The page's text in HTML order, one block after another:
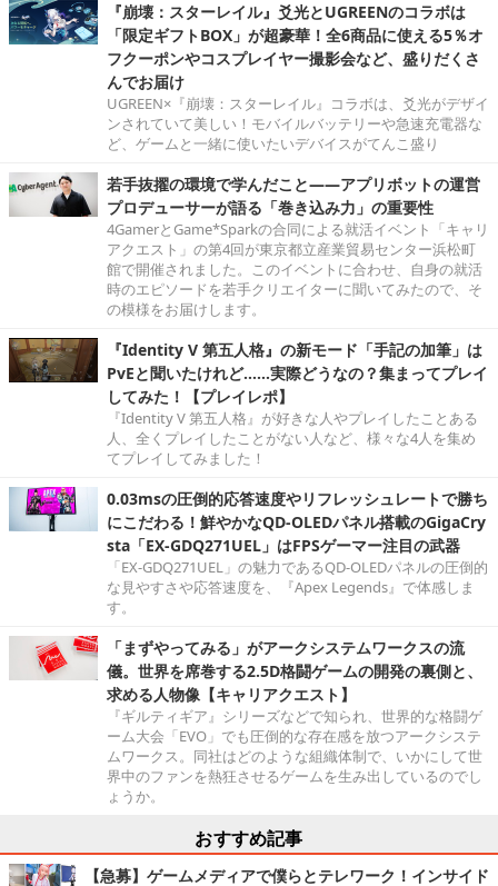
『崩壊：スターレイル』爻光とUGREENのコラボは
「限定ギフトBOX」が超豪華！全6商品に使える5％オ
フクーポンやコスプレイヤー撮影会など、盛りだくさ
んでお届け
UGREEN×『崩壊：スターレイル』コラボは、爻光がデザイ
ンされていて美しい！モバイルバッテリーや急速充電器な
ど、ゲームと一緒に使いたいデバイスがてんこ盛り
若手抜擢の環境で学んだこと――アプリボットの運営
プロデューサーが語る「巻き込み力」の重要性
4GamerとGame*Sparkの合同による就活イベント「キャリ
アクエスト」の第4回が東京都立産業貿易センター浜松町
館で開催されました。このイベントに合わせ、自身の就活
時のエピソードを若手クリエイターに聞いてみたので、そ
の模様をお届けします。
『Identity V 第五人格』の新モード「手記の加筆」は
PvEと聞いたけれど……実際どうなの？集まってプレイ
してみた！【プレイレポ】
『Identity V 第五人格』が好きな人やプレイしたことある
人、全くプレイしたことがない人など、様々な4人を集め
てプレイしてみました！
0.03msの圧倒的応答速度やリフレッシュレートで勝ち
にこだわる！鮮やかなQD-OLEDパネル搭載のGigaCry
sta「EX-GDQ271UEL」はFPSゲーマー注目の武器
「EX-GDQ271UEL」の魅力であるQD-OLEDパネルの圧倒的
な見やすさや応答速度を、『Apex Legends』で体感しま
す。
「まずやってみる」がアークシステムワークスの流
儀。世界を席巻する2.5D格闘ゲームの開発の裏側と、
求める人物像【キャリアクエスト】
『ギルティギア』シリーズなどで知られ、世界的な格闘ゲ
ーム大会「EVO」でも圧倒的な存在感を放つアークシステ
ムワークス。同社はどのような組織体制で、いかにして世
界中のファンを熱狂させるゲームを生み出しているのでし
ょうか。
おすすめ記事
【急募】ゲームメディアで僕らとテレワーク！インサイド